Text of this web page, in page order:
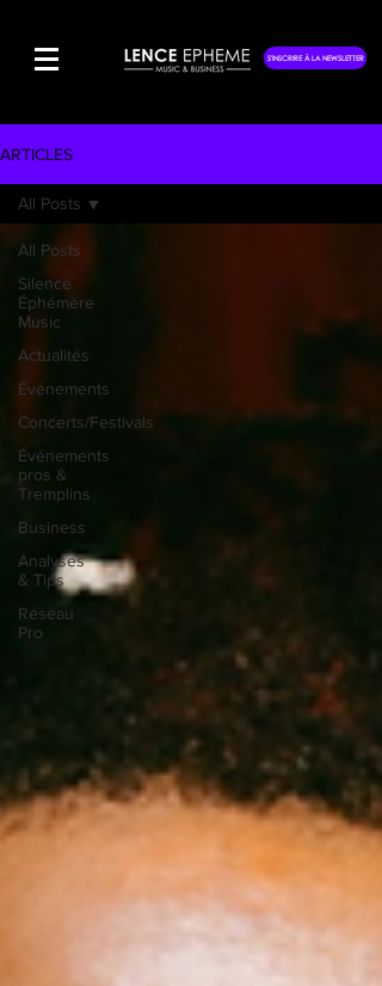
S'INSCRIRE À LA NEWSLETTER
ARTICLES
All Posts
Silence
Éphémère
Music
Actualités
Événements
Concerts/Festivals
Événements
pros &
Tremplins
Business
Analyses
& Tips
Réseau
Pro
All Posts